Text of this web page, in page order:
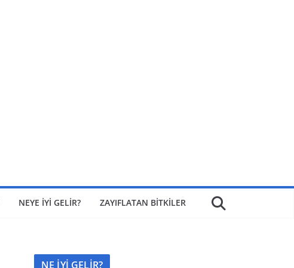
NEYE İYİ GELİR? ZAYIFLATAN BİTKİLER
NE İYİ GELİR?